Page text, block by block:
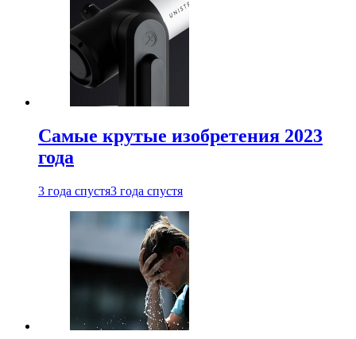
Самые крутые изобретения 2023
года
3 года спустя3 года спустя